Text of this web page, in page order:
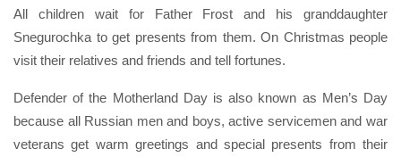
All children wait for Father Frost and his granddaughter
Snegurochka to get presents from them. On Christmas people
visit their relatives and friends and tell fortunes.
Defender of the Motherland Day is also known as Men’s Day
because all Russian men and boys, active servicemen and war
veterans get warm greetings and special presents from their